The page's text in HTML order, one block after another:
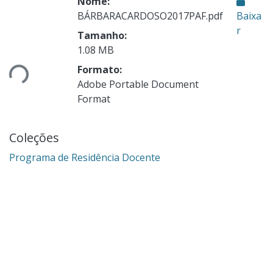
Carregando...
BÁRBARACARDOSO2017PAF.pdf
Tamanho:
1.08 MB
Formato:
Adobe Portable Document
Format
Baixa
r
Coleções
Programa de Residência Docente